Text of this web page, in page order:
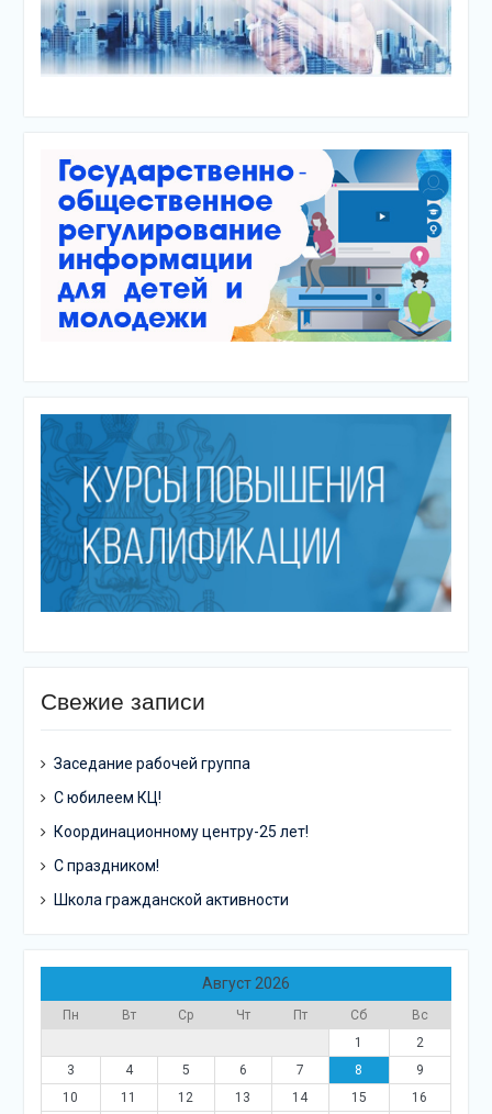
Свежие записи
Заседание рабочей группа
С юбилеем КЦ!
Координационному центру-25 лет!
С праздником!
Школа гражданской активности
Август 2026
Пн Вт Ср Чт Пт Сб
Вс
1
2
3
4 5 6 7 8
9
10
11 12 13 14 15
16